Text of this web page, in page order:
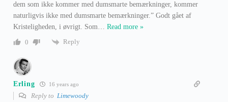
dem som ikke kommer med dumsmarte bemærkninger, kommer
naturligvis ikke med dumsmarte bemærkninger.” Godt gået af
Kristeligheden, i øvrigt. Som… Read more »
0
Reply
Erling 16 years ago
Reply to Limewoody